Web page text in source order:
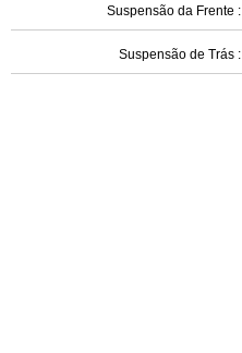
Suspensão da Frente :
Suspensão de Trás :